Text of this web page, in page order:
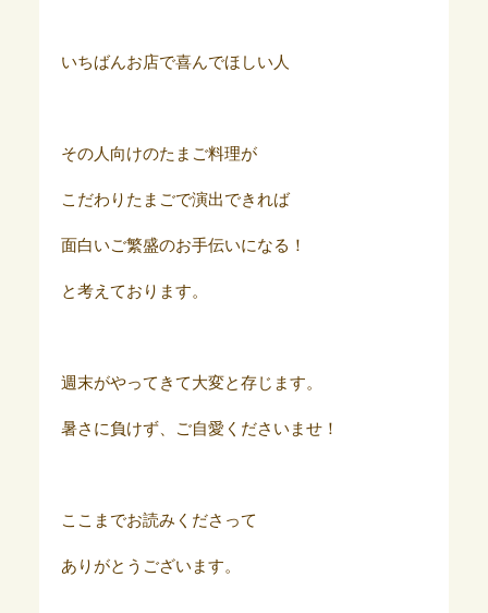
いちばんお店で喜んでほしい人
その人向けのたまご料理が
こだわりたまごで演出できれば
面白いご繁盛のお手伝いになる！
と考えております。
週末がやってきて大変と存じます。
暑さに負けず、ご自愛くださいませ！
ここまでお読みくださって
ありがとうございます。